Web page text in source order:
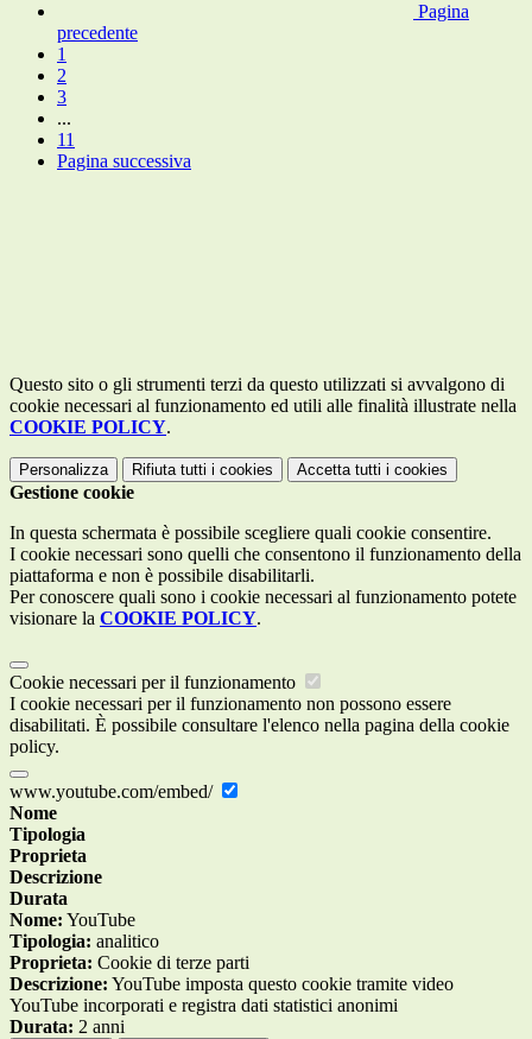
Pagina
precedente
1
2
3
...
11
Pagina successiva
Questo sito o gli strumenti terzi da questo utilizzati si avvalgono di
cookie necessari al funzionamento ed utili alle finalità illustrate nella
COOKIE POLICY.
Personalizza Rifiuta tutti i cookies Accetta tutti i cookies
Gestione cookie
In questa schermata è possibile scegliere quali cookie consentire.
I cookie necessari sono quelli che consentono il funzionamento della
piattaforma e non è possibile disabilitarli.
Per conoscere quali sono i cookie necessari al funzionamento potete
visionare la COOKIE POLICY.
Cookie necessari per il funzionamento
I cookie necessari per il funzionamento non possono essere
disabilitati. È possibile consultare l'elenco nella pagina della cookie
policy.
www.youtube.com/embed/
Nome
Tipologia
Proprieta
Descrizione
Durata
Nome: YouTube
Tipologia: analitico
Proprieta: Cookie di terze parti
Descrizione: YouTube imposta questo cookie tramite video
YouTube incorporati e registra dati statistici anonimi
Durata: 2 anni